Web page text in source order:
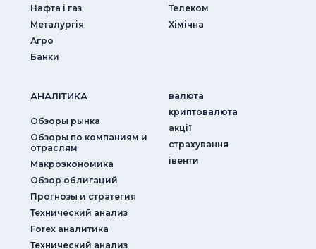
Нафта і газ
Металургія
Агро
Банки
Телеком
Хімічна
АНАЛIТИКА
Обзоры рынка
Обзоры по компаниям и
отраслям
Макроэкономика
Обзор облигаций
Прогнозы и стратегия
Технический анализ
Forex аналитика
Технический анализ
валюта
криптовалюта
акції
страхування
iвенти